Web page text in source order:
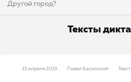
Другой город?
Тексты
13 апреля 2019 Павел Басинский